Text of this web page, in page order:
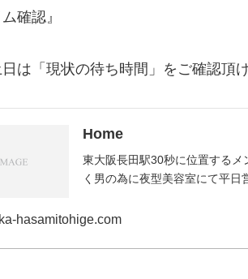
確認』
は「現状の待ち時間」をご確認頂け
Home
東大阪長田駅30秒に位置する
く男の為に夜型美容室にて平日
hasamitohige.com